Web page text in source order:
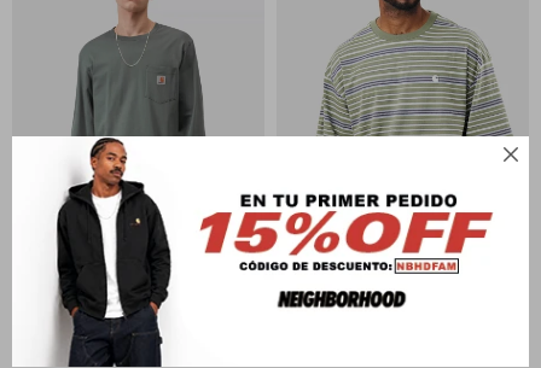

CARHARTT WIP
L/S Pocket T-Shirt